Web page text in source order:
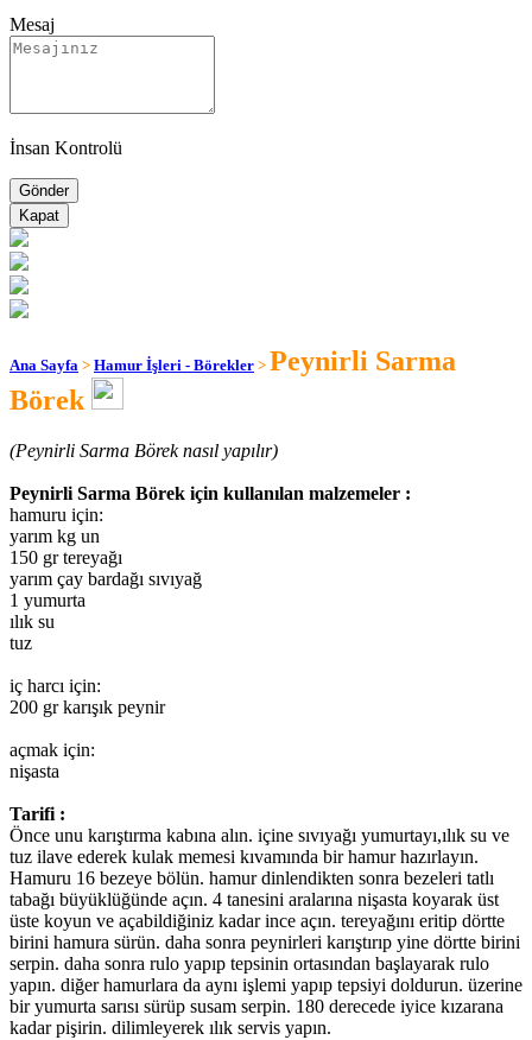
Mesaj
İnsan Kontrolü
Kapat
Ana Sayfa > Hamur İşleri - Börekler > Peynirli Sarma
Börek
(Peynirli Sarma Börek nasıl yapılır)
Peynirli Sarma Börek için kullanılan malzemeler :
hamuru için:
yarım kg un
150 gr tereyağı
yarım çay bardağı sıvıyağ
1 yumurta
ılık su
tuz
iç harcı için:
200 gr karışık peynir
açmak için:
nişasta
Tarifi :
Önce unu karıştırma kabına alın. içine sıvıyağı yumurtayı,ılık su ve
tuz ilave ederek kulak memesi kıvamında bir hamur hazırlayın.
Hamuru 16 bezeye bölün. hamur dinlendikten sonra bezeleri tatlı
tabağı büyüklüğünde açın. 4 tanesini aralarına nişasta koyarak üst
üste koyun ve açabildiğiniz kadar ince açın. tereyağını eritip dörtte
birini hamura sürün. daha sonra peynirleri karıştırıp yine dörtte birini
serpin. daha sonra rulo yapıp tepsinin ortasından başlayarak rulo
yapın. diğer hamurlara da aynı işlemi yapıp tepsiyi doldurun. üzerine
bir yumurta sarısı sürüp susam serpin. 180 derecede iyice kızarana
kadar pişirin. dilimleyerek ılık servis yapın.